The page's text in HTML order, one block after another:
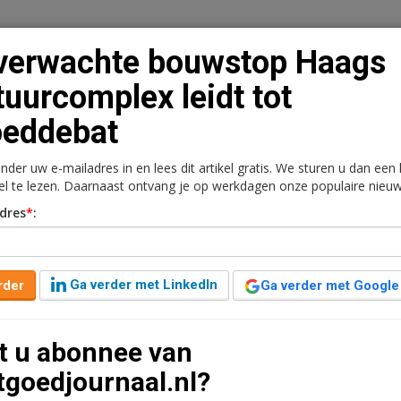
Vacaturebank
Kantoren Retail Logistiek Juridisch | Fiscaal
Haags cultuurcomplex
over de bouw(stop) van het prestigieuze
vrijwel alle partijen vernamen vorige week via
bouwstop Haags
leidt tot
uw e-mailadres in en lees dit artikel gratis. We sturen u dan een
te lezen. Daarnaast ontvang je op werkdagen onze populaire
*:
Ga verder met LinkedIn Ga verder met Google
u abonnee van